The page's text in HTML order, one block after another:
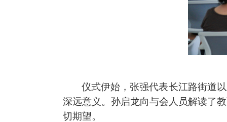
仪式伊始，张强代表长江路街道
深远意义。孙启龙向与会人员解读了
切期望。